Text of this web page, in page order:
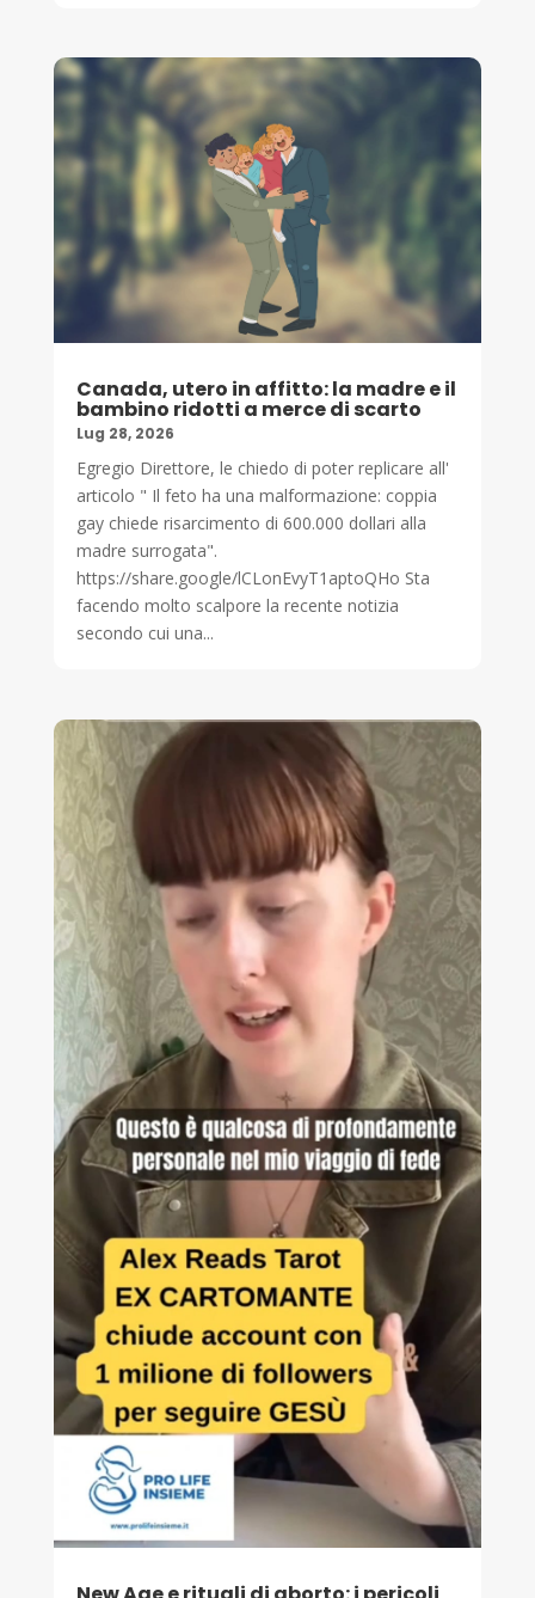
Canada, utero in affitto: la madre e il
bambino ridotti a merce di scarto
Lug 28, 2026
Egregio Direttore, le chiedo di poter replicare all'
articolo " Il feto ha una malformazione: coppia
gay chiede risarcimento di 600.000 dollari alla
madre surrogata".
https://share.google/lCLonEvyT1aptoQHo Sta
facendo molto scalpore la recente notizia
secondo cui una...